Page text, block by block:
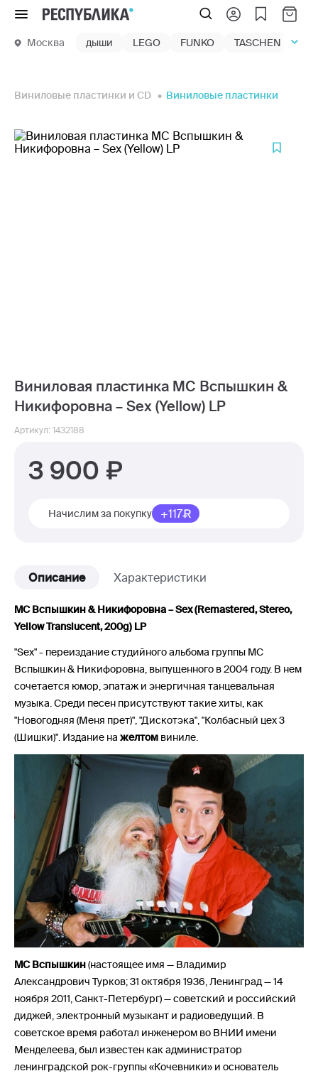
Меню
Москва дыши LEGO FUNKO TASCHEN
Виниловые пластинки и CD Виниловые пластинки
Виниловая пластинка MC Вспышкин &
Никифоровна – Sex (Yellow) LP
Артикул: 1432188
3 900
Начислим за покупку +117
Описание Характеристики
MC Вспышкин & Никифоровна – Sex (Remastered, Stereo,
Yellow Translucent, 200g) LP
"Sex" - переиздание студийного альбома группы MC
Вспышкин & Никифоровна, выпущенного в 2004 году. В нем
сочетается юмор, эпатаж и энергичная танцевальная
музыка. Среди песен присутствуют такие хиты, как
"Новогодняя (Меня прет)", "Дискотэка", "Колбасный цех 3
(Шишки)". Издание на желтом виниле.
MC Вспышкин(настоящее имя — Владимир
Александрович Турков; 31 октября 1936, Ленинград — 14
ноября 2011, Санкт-Петербург) — советский и российский
диджей, электронный музыкант и радиоведущий. В
советское время работал инженером во ВНИИ имени
Менделеева, был известен как администратор
ленинградской рок-группы «Кочевники» и основатель